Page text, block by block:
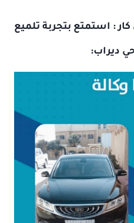
: استمتع بتجربة تلميع
ديراب: